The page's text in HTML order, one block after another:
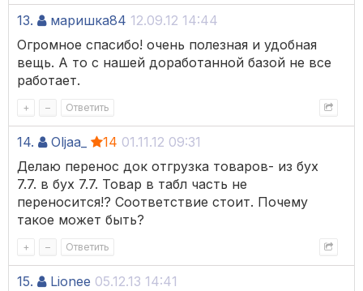
13. маришка84 12.09.12 14:44
Огромное спасибо! очень полезная и удобная
вещь. А то с нашей доработанной базой не все
работает.
+ – Ответить
14. Oljaa_ 14 01.11.12 09:31
Делаю перенос док отгрузка товаров- из бух
7.7. в бух 7.7. Товар в табл часть не
переносится!? Соответствие стоит. Почему
такое может быть?
+ – Ответить
15. Lionee 05.12.13 14:41